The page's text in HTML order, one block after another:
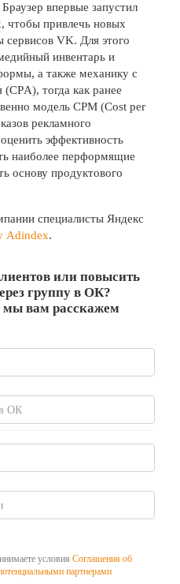
впервые запустил
чтобы привлечь новых
сервисов VK. Для этого
инвентарь и
а также механику с
(CPА), тогда как ранее
модель CPM (Cost per
рекламного
эффективность
наиболее перформящие
основу продуктового
специалисты Яндекс
Adindex.
или повысить
группу в ОК?
вам расскажем
условия Соглашения об
партнерами